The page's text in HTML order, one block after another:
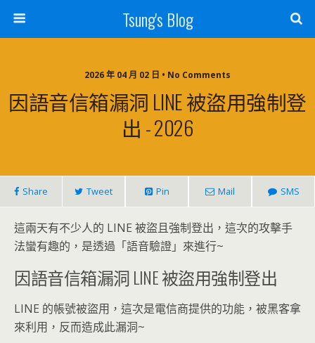
Tsung's Blog
2026 年 04 月 02 日 • No Comments
因語音信箱漏洞 LINE 被盜用強制登
出 - 2026
Share Tweet Pin Mail SMS
這兩天有不少人的 LINE 被盜且強制登出，這次的攻擊手
法蠻有趣的，是透過「語音驗證」來進行~
因語音信箱漏洞 LINE 被盜用強制登出
LINE 的帳號被盜用，這次是電信商提供的功能，被黑客拿
來利用，反而造成此漏洞~